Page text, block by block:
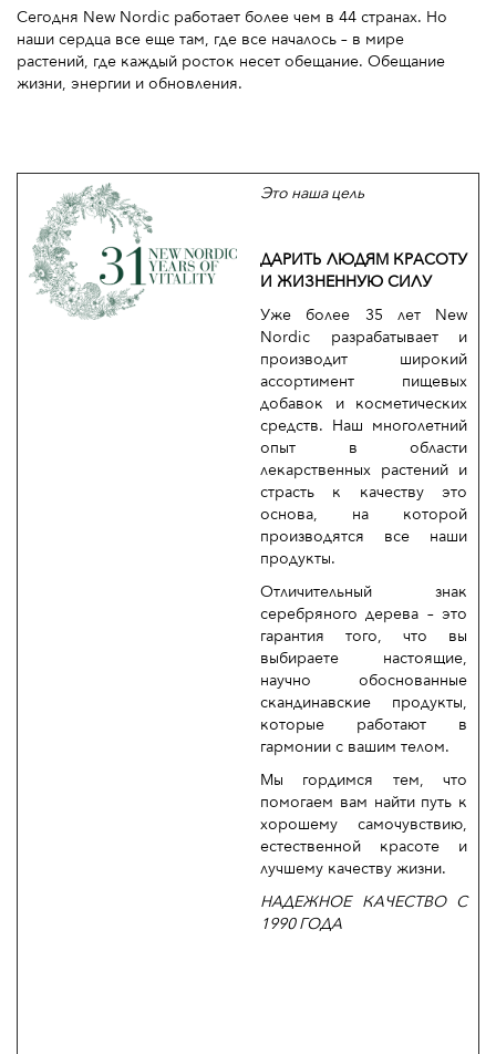
Сегодня New Nordic работает более чем в 44 странах. Но
наши сердца все еще там, где все началось – в мире
растений, где каждый росток несет обещание. Обещание
жизни, энергии и обновления.
Это наша цель
ДАРИТЬ ЛЮДЯМ КРАСОТУ
И ЖИЗНЕННУЮ СИЛУ
Уже более 35 лет New
Nordic разрабатывает и
производит широкий
ассортимент пищевых
добавок и косметических
средств. Наш многолетний
опыт в области
лекарственных растений и
страсть к качеству это
основа, на которой
производятся все наши
продукты.
Отличительный знак
серебряного дерева – это
гарантия того, что вы
выбираете настоящие,
научно обоснованные
скандинавские продукты,
которые работают в
гармонии с вашим телом.
Мы гордимся тем, что
помогаем вам найти путь к
хорошему самочувствию,
естественной красоте и
лучшему качеству жизни.
НАДЕЖНОЕ КАЧЕСТВО С
1990 ГОДА